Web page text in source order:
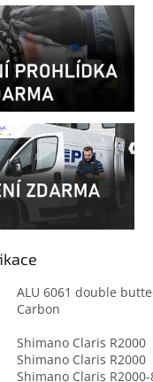
ALU 6061 double
Carbon
Shimano Claris R2000
Shimano Claris R2000
Shimano Claris R2000-